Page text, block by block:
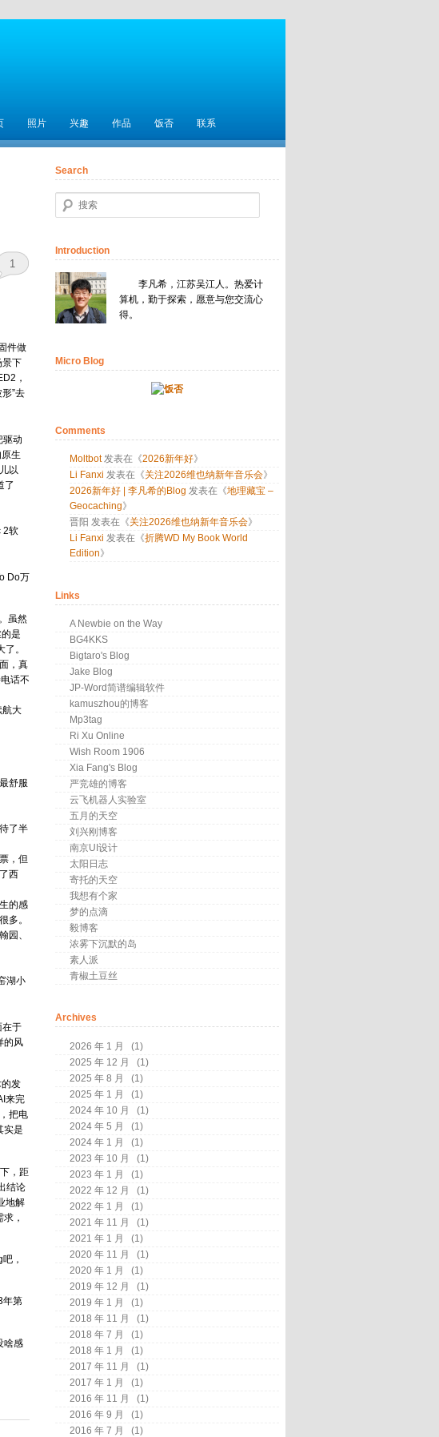
至主内容区域
至副内容区域
照片 兴趣 作品 饭否 联系
1
件做
景下
，
”去
驱动
生
以
了
2软
Do万
虽然
是
。
，真
话不
航大
舒服
了半
，但
西
的感
多。
园、
湖小
在于
的风
发
来完
把电
实是
，距
结论
地解
，
，
年第
啥感
Search
搜索
Introduction
李凡希，江苏吴江人。热爱计
算机，勤于探索，愿意与您交流心
得。
Micro Blog
Comments
Moltbot发表在《2026新年好》
Li Fanxi 发表在《关注2026维也纳新年音乐会》
2026新年好 | 李凡希的Blog 发表在《地理藏宝 –
Geocaching》
晋阳 发表在《关注2026维也纳新年音乐会》
Li Fanxi 发表在《折腾WD My Book World
Edition》
Links
A Newbie on the Way
BG4KKS
Bigtaro's Blog
Jake Blog
JP-Word简谱编辑软件
kamuszhou的博客
Mp3tag
Ri Xu Online
Wish Room 1906
Xia Fang's Blog
严竞雄的博客
云飞机器人实验室
五月的天空
刘兴刚博客
南京UI设计
太阳日志
寄托的天空
我想有个家
梦的点滴
毅博客
浓雾下沉默的岛
素人派
青椒土豆丝
Archives
2026 年 1 月
(1)
2025 年 12 月
(1)
2025 年 8 月
(1)
2025 年 1 月
(1)
2024 年 10 月
(1)
2024 年 5 月
(1)
2024 年 1 月
(1)
2023 年 10 月
(1)
2023 年 1 月
(1)
2022 年 12 月
(1)
2022 年 1 月
(1)
2021 年 11 月
(1)
2021 年 1 月
(1)
2020 年 11 月
(1)
2020 年 1 月
(1)
2019 年 12 月
(1)
2019 年 1 月
(1)
2018 年 11 月
(1)
2018 年 7 月
(1)
2018 年 1 月
(1)
2017 年 11 月
(1)
2017 年 1 月
(1)
2016 年 11 月
(1)
2016 年 9 月
(1)
2016 年 7 月
(1)